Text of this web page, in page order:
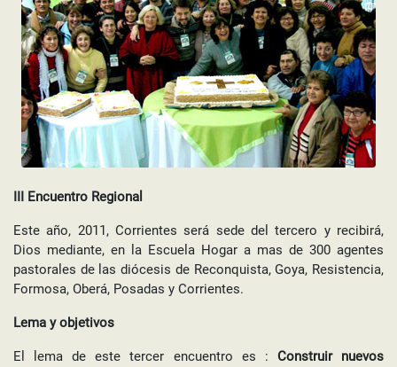
III Encuentro Regional
Este año, 2011, Corrientes será sede del tercero y recibirá,
Dios mediante, en la Escuela Hogar a mas de 300 agentes
pastorales de las diócesis de Reconquista, Goya, Resistencia,
Formosa, Oberá, Posadas y Corrientes.
Lema y objetivos
El lema de este tercer encuentro es : Construir nuevos